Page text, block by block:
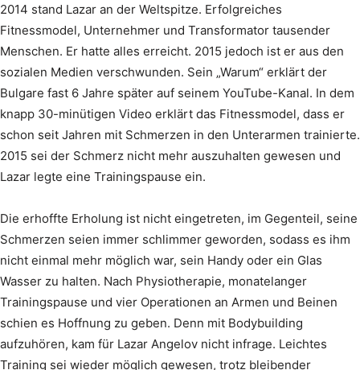
2014 stand Lazar an der Weltspitze. Erfolgreiches
Fitnessmodel, Unternehmer und Transformator tausender
Menschen. Er hatte alles erreicht. 2015 jedoch ist er aus den
sozialen Medien verschwunden. Sein „Warum“ erklärt der
Bulgare fast 6 Jahre später auf seinem YouTube-Kanal. In dem
knapp 30-minütigen Video erklärt das Fitnessmodel, dass er
schon seit Jahren mit Schmerzen in den Unterarmen trainierte.
2015 sei der Schmerz nicht mehr auszuhalten gewesen und
Lazar legte eine Trainingspause ein.
Die erhoffte Erholung ist nicht eingetreten, im Gegenteil, seine
Schmerzen seien immer schlimmer geworden, sodass es ihm
nicht einmal mehr möglich war, sein Handy oder ein Glas
Wasser zu halten. Nach Physiotherapie, monatelanger
Trainingspause und vier Operationen an Armen und Beinen
schien es Hoffnung zu geben. Denn mit Bodybuilding
aufzuhören, kam für Lazar Angelov nicht infrage. Leichtes
Training sei wieder möglich gewesen, trotz bleibender